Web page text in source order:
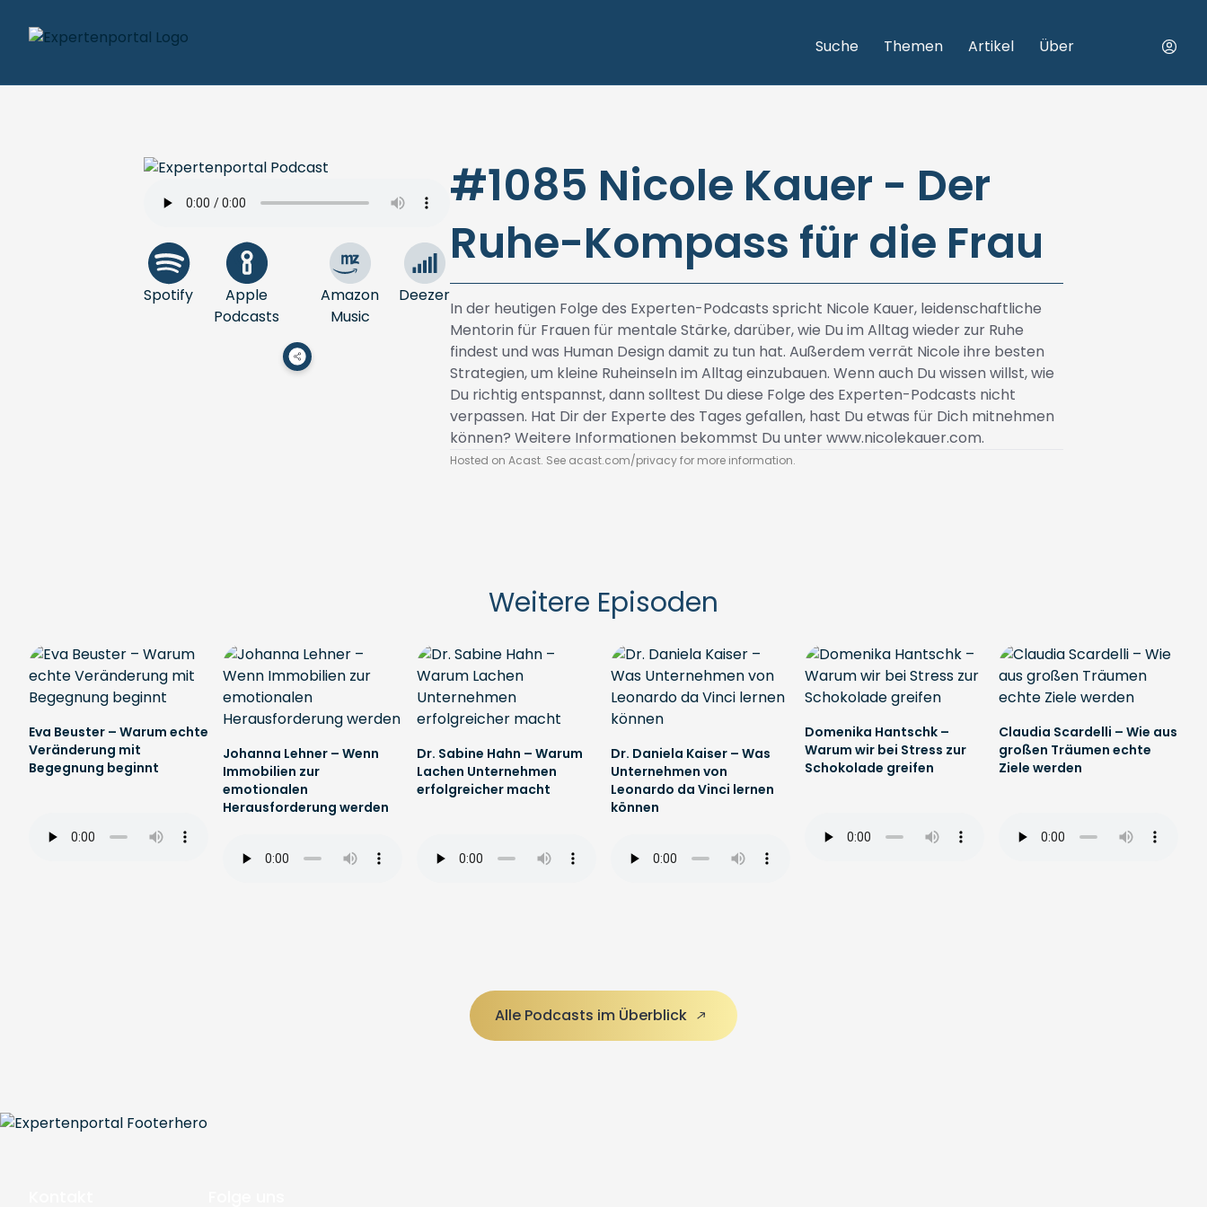
Suche Themen Artikel Über
Spotify
Apple
Podcasts
Amazon
Music
Deezer
#1085 Nicole Kauer - Der
Ruhe-Kompass für die Frau
In der heutigen Folge des Experten-Podcasts spricht Nicole Kauer, leidenschaftliche
Mentorin für Frauen für mentale Stärke, darüber, wie Du im Alltag wieder zur Ruhe
findest und was Human Design damit zu tun hat. Außerdem verrät Nicole ihre besten
Strategien, um kleine Ruheinseln im Alltag einzubauen. Wenn auch Du wissen willst, wie
Du richtig entspannst, dann solltest Du diese Folge des Experten-Podcasts nicht
verpassen. Hat Dir der Experte des Tages gefallen, hast Du etwas für Dich mitnehmen
können? Weitere Informationen bekommst Du unterwww.nicolekauer.com.
Hosted on Acast. See acast.com/privacyfor more information.
Weitere Episoden
Eva Beuster – Warum echte
Veränderung mit
Begegnung beginnt
Johanna Lehner – Wenn
Immobilien zur
emotionalen
Herausforderung werden
Dr. Sabine Hahn – Warum
Lachen Unternehmen
erfolgreicher macht
Dr. Daniela Kaiser – Was
Unternehmen von
Leonardo da Vinci lernen
können
Domenika Hantschk –
Warum wir bei Stress zur
Schokolade greifen
Claudia Scardelli – Wie aus
großen Träumen echte
Ziele werden
Alle Podcasts im Überblick